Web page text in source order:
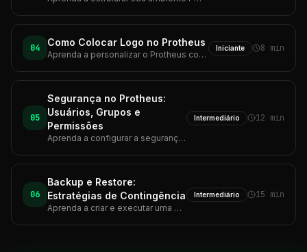
04 Como Colocar Logo no Protheus
Aprenda a personalizar o Protheus com a logo da sua empresa no sistema (tela de login) e nos relatórios impressos — passo a passo com especificações técnicas.
Iniciante 8 min
05
Segurança no Protheus:
Usuários, Grupos e
Permissões
Aprenda a configurar a segurança do seu ambiente Protheus, gerenciando usuários, grupos e permissões de acesso de forma eficaz para proteger seus dados.
Intermediário 12 min
06
Backup e Restore:
Estratégias de Contingência
Aprenda a criar e executar uma estratégia de backup e restore robusta para seu ambiente Protheus, protegendo seus dados contra perdas.
Intermediário 15 min